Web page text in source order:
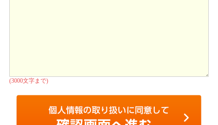
(3000文字まで)